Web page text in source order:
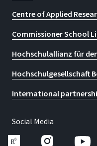
Centre of Applied
Commissioner School
Hochschulallianz für
Hochschulgesellschaft
International
Social Media